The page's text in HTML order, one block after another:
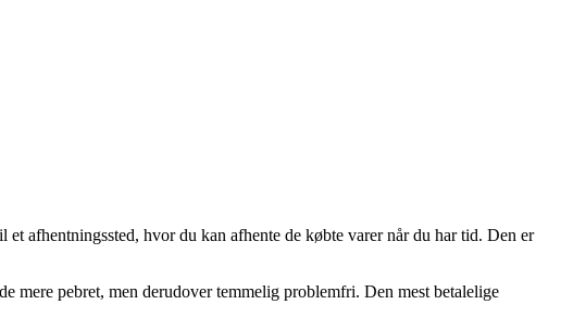
afhentningssted, hvor du kan afhente de købte varer når du har tid. Den er
pebret, men derudover temmelig problemfri. Den mest betalelige